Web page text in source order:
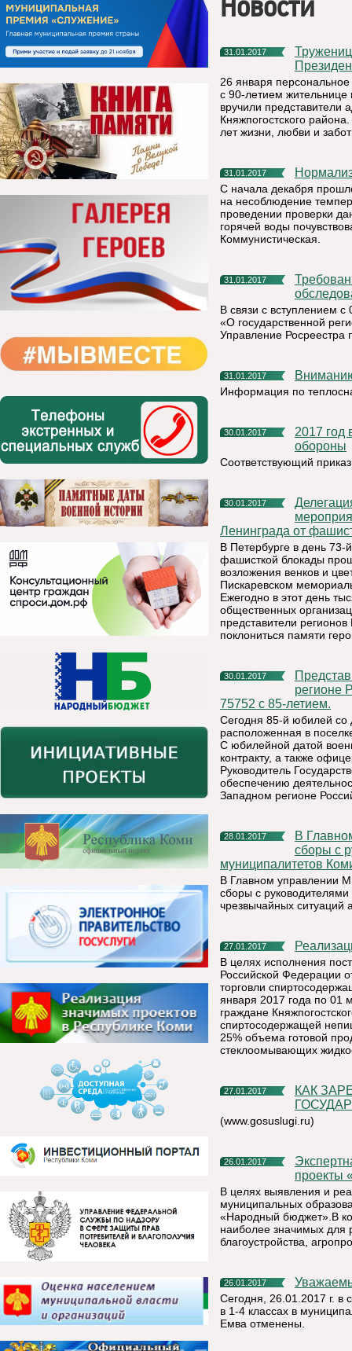
31.01.2017
Труженице тыла передали персональное поздравление от
26 января
с 90-летием жительнице
вручили представители
Княжпогостского
лет жизни, любви и
31.01.2017
С начала декабря
на несоблюдение
проведении проверки
горячей воды
Коммунистическая.
31.01.2017
Требования к межевому плану, техническому плану, акту
В связи с вступлением
«О государственной
Управление Росреестра
31.01.2017
Информация по
30.01.2017
2017 год в системе МЧС определен Годом гражданской
обороны
Соответствующий
30.01.2017
Делегация Республики Коми приняла участие в
Ленинграда от
В Петербурге в день
фашисткой блокады
возложения венков и
Пискаревском
Ежегодно в этот день
общественных
представители
поклониться памяти
30.01.2017
Представительство Республики Коми в Северо-Западном
регионе
75752 с 85-летием.
Сегодня 85-й юбилей со
расположенная в
С юбилейной датой
контракту, а также
Руководитель
обеспечению
Западном регионе
28.01.2017
В Главном управлении завершились учебно-методические
сборы с
муниципалитетов
В Главном управлении
сборы с
чрезвычайных ситуаций
27.01.2017
В целях исполнения
Российской Федерации
торговли
января 2017 года по 01
граждане
спиртосодержащей
25% объема готовой
стеклоомывающих
27.01.2017
КАК ЗАРЕГИСТРИРОВАТЬСЯ НА ЕДИНОМ ПОРТАЛЕ
(www.gosuslugi.ru)
26.01.2017
Экспертная комиссия Княжпогостского района выбрала
проекты
В целях выявления и
муниципальных
«Народный бюджет».В
наиболее значимых для
благоустройства,
26.01.2017
Сегодня, 26.01.2017 г. в
в 1-4 классах в
Емва отменены.